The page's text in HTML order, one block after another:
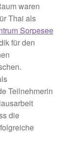
waren
Thai als
Sorpesee
für den
Teilnehmerin
die